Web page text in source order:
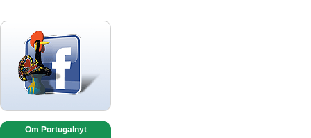
Om Portugalnyt